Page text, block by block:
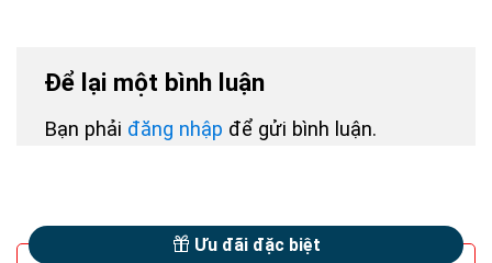
Để lại một bình luận
Bạn phải đăng nhập để gửi bình luận.
Ưu đãi đặc biệt